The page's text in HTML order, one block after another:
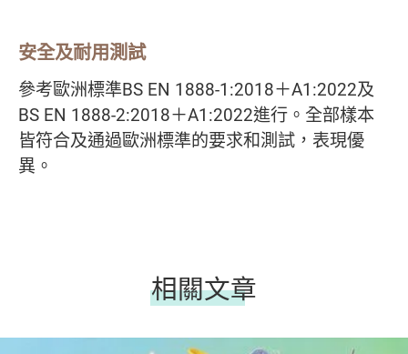
安全及耐用測試
參考歐洲標準BS EN 1888-1:2018＋A1:2022及
BS EN 1888-2:2018＋A1:2022進行。全部樣本
皆符合及通過歐洲標準的要求和測試，表現優
異。
相關文章